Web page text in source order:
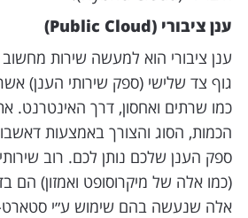
ענן ציבורי (Public Cloud)
ענן ציבורי הוא למעשה שירות
גוף צד שלישי (ספק שירותי הענן)
כמו שרתים ואחסון, דרך האינטרנט.
הכמות, הסוג והצורך באמצעות
ספק הענן שלכם נותן לכם. רוב
(כמו אלה של מיקרוסופט ואמזון) הם
אלה שנעשה בהם שימוש ע״י סטארט-